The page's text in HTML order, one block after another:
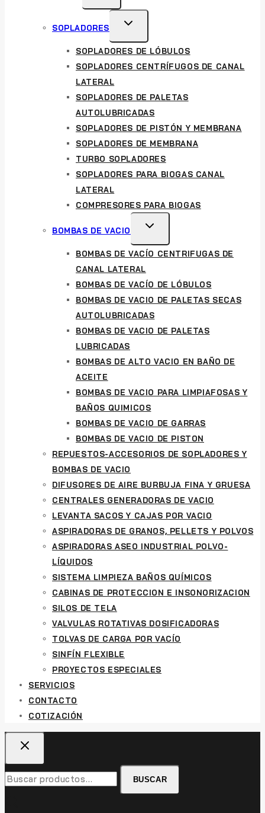
CHILD
MENU
SOPLADORES
TOGGLE
CHILD
MENU
SOPLADORES DE LÓBULOS
SOPLADORES CENTRÍFUGOS DE CANAL
LATERAL
SOPLADORES DE PALETAS
AUTOLUBRICADAS
SOPLADORES DE PISTÓN Y MEMBRANA
SOPLADORES DE MEMBRANA
TURBO SOPLADORES
SOPLADORES PARA BIOGAS CANAL
LATERAL
COMPRESORES PARA BIOGAS
BOMBAS DE VACIO
TOGGLE
CHILD
MENU
BOMBAS DE VACÍO CENTRIFUGAS DE
CANAL LATERAL
BOMBAS DE VACÍO DE LÓBULOS
BOMBAS DE VACIO DE PALETAS SECAS
AUTOLUBRICADAS
BOMBAS DE VACIO DE PALETAS
LUBRICADAS
BOMBAS DE ALTO VACIO EN BAÑO DE
ACEITE
BOMBAS DE VACIO PARA LIMPIAFOSAS Y
BAÑOS QUIMICOS
BOMBAS DE VACIO DE GARRAS
BOMBAS DE VACIO DE PISTON
REPUESTOS-ACCESORIOS DE SOPLADORES Y
BOMBAS DE VACIO
DIFUSORES DE AIRE BURBUJA FINA Y GRUESA
CENTRALES GENERADORAS DE VACIO
LEVANTA SACOS Y CAJAS POR VACIO
ASPIRADORAS DE GRANOS, PELLETS Y POLVOS
ASPIRADORAS ASEO INDUSTRIAL POLVO-
LÍQUIDOS
SISTEMA LIMPIEZA BAÑOS QUÍMICOS
CABINAS DE PROTECCION E INSONORIZACION
SILOS DE TELA
VALVULAS ROTATIVAS DOSIFICADORAS
TOLVAS DE CARGA POR VACÍO
SINFÍN FLEXIBLE
PROYECTOS ESPECIALES
SERVICIOS
CONTACTO
COTIZACIÓN
Buscar
por:
BUSCAR